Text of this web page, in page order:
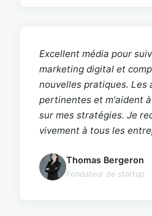
Excellent média pour
marketing digital et
nouvelles pratiques. Les
pertinentes et m'aident
sur mes stratégies. Je
vivement à tous les
Thomas Bergeron
Fondateur de startup